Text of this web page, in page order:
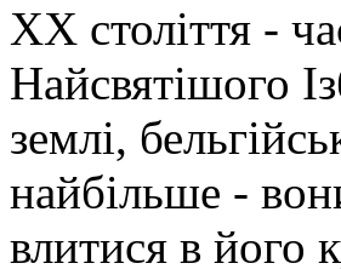
ХХ століття -
Найсвятішого
землі,
найбільше -
влитися в його